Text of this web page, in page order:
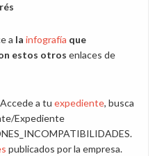
a la infografía que
estos otros enlaces de
a tu expediente, busca
Expediente
​ publicados por la empresa.